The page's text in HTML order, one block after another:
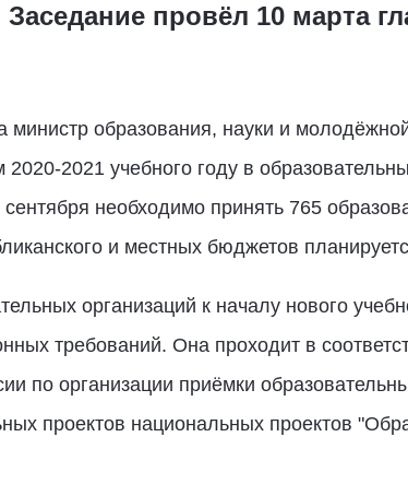
провёл 10 марта
министр образования, науки и
2021 учебного году в
необходимо принять 765
и местных бюджетов
организаций к началу нового
требований. Она проходит в
по организации приёмки
проектов национальных проектов